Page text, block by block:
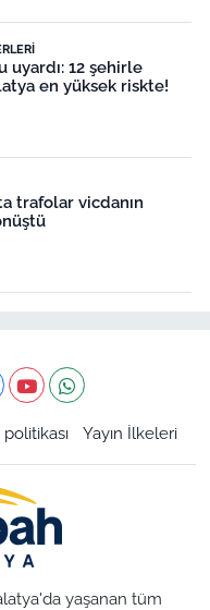
uyardı: 12 şehirle
en yüksek riskte!
trafolar vicdanın
politikası Yayın İlkeleri
yaşanan tüm